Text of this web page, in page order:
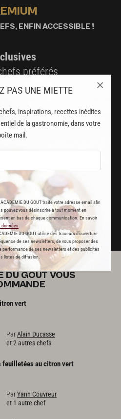
PAS UNE MIETTE
inspirations, recettes inédites
de la gastronomie, dans votre
mail.
DU GOUT traite votre adresse email afin
pouvez vous désinscrire à tout moment en
en bas de chaque communication. En savoir
données
DU GOUT utilise des traceurs d’ouverture
de ses newsletters, de vous proposer des
performance de ses newsletters et des publicités
listes de diffusion.
×
ENFIN ACCESSIBLE !
préférés
et pâtisserie
publicité
? JE ME CONNECTE
DU GOÛT VOUS
vert
ParAlain Ducasse
et 2 autres chefs
feuilletéesaucitronvert
ParYann Couvreur
et 1 autre chef